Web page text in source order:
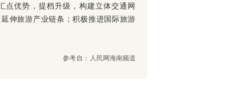
点优势，提档升级，构建立体交通网
伸旅游产业链条；积极推进国际旅游
参考自： 人民网海南频道